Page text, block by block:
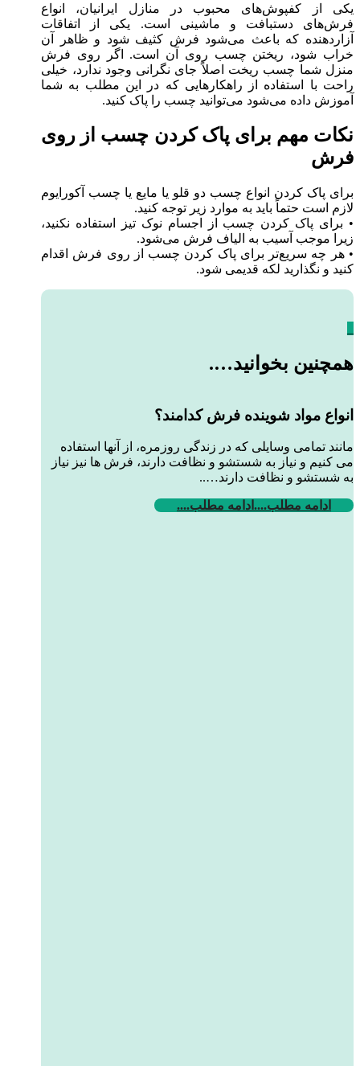
یکی از کفپوش‌های محبوب در منازل ایرانیان، انواع
فرش‌های دستبافت و ماشینی است. یکی از اتفاقات
آزاردهنده که باعث می‌شود فرش کثیف شود و ظاهر آن
خراب شود، ریختن چسب روی آن است. اگر روی فرش
منزل شما چسب ریخت اصلاً جای نگرانی وجود ندارد، خیلی
راحت با استفاده از راهکارهایی که در این مطلب به شما
آموزش داده می‌شود می‌توانید چسب را پاک کنید.
نکات مهم برای پاک کردن چسب از روی
فرش
برای پاک کردن انواع چسب دو قلو یا مایع یا چسب آکورایوم
لازم است حتماً باید به موارد زیر توجه کنید.
• برای پاک کردن چسب از اجسام نوک تیز استفاده نکنید،
زیرا موجب آسیب به الیاف فرش می‌شود.
• هر چه سریع‌تر برای پاک کردن چسب از روی فرش اقدام
کنید و نگذارید لکه قدیمی شود.
همچنین بخوانید….
انواع مواد شوینده فرش کدامند؟
مانند تمامی وسایلی که در زندگی روزمره، از آنها استفاده
می کنیم و نیاز به شستشو و نظافت دارند، فرش ها نیز نیاز
به شستشو و نظافت دارند…..
ادامه مطلب.... ادامه مطلب....